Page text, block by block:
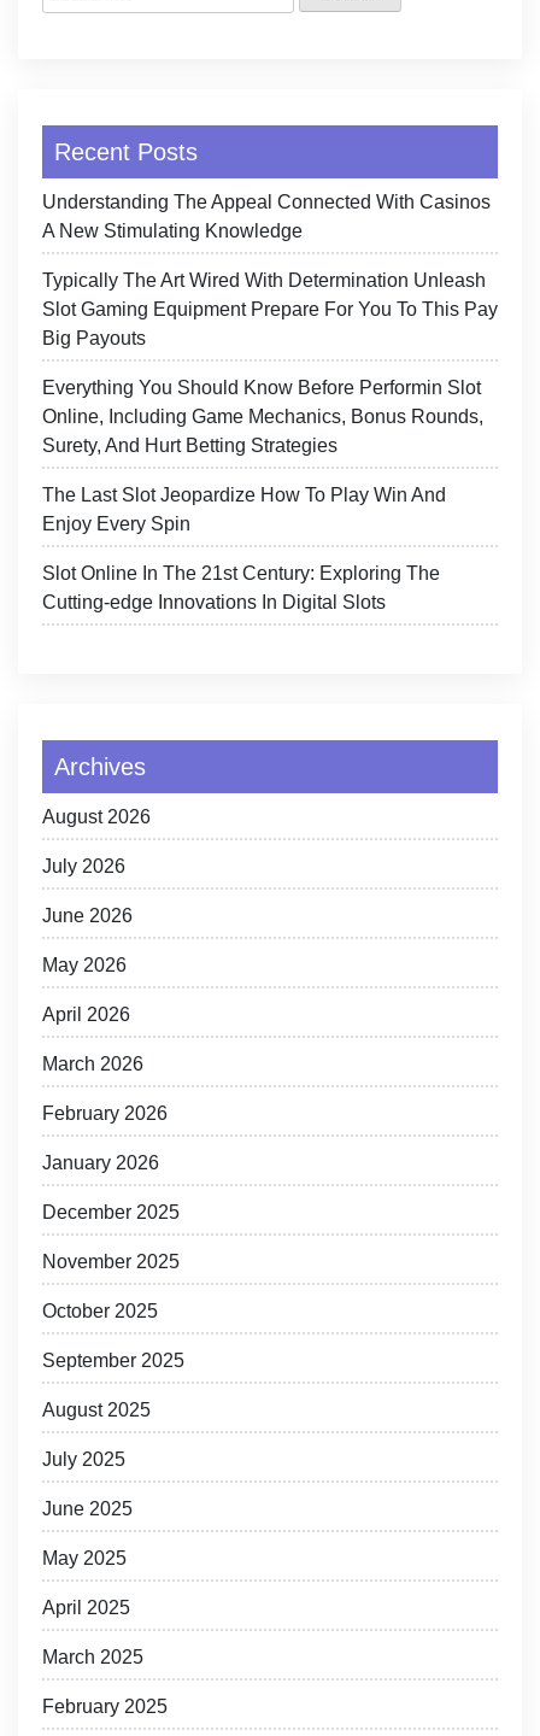
for:
Recent Posts
Understanding The Appeal Connected With Casinos
A New Stimulating Knowledge
Typically The Art Wired With Determination Unleash
Slot Gaming Equipment Prepare For You To This Pay
Big Payouts
Everything You Should Know Before Performin Slot
Online, Including Game Mechanics, Bonus Rounds,
Surety, And Hurt Betting Strategies
The Last Slot Jeopardize How To Play Win And
Enjoy Every Spin
Slot Online In The 21st Century: Exploring The
Cutting-edge Innovations In Digital Slots
Archives
August 2026
July 2026
June 2026
May 2026
April 2026
March 2026
February 2026
January 2026
December 2025
November 2025
October 2025
September 2025
August 2025
July 2025
June 2025
May 2025
April 2025
March 2025
February 2025